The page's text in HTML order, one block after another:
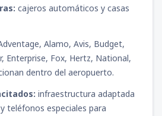
cajeros automáticos y casas
Alamo, Avis, Budget,
Enterprise, Fox, Hertz, National,
dentro del aeropuerto.
infraestructura adaptada
teléfonos especiales para